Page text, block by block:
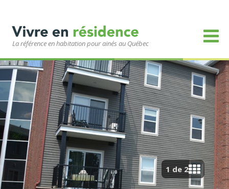
La référence en habitation pour ainés au Québec
1 de 2